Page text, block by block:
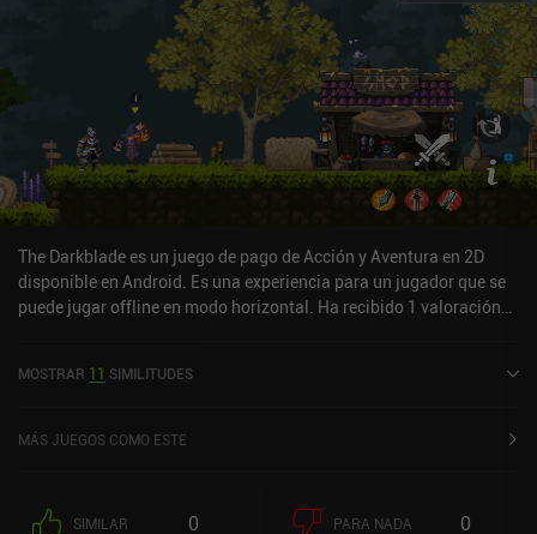
The Darkblade es un juego de pago de Acción y Aventura en 2D
disponible en Android. Es una experiencia para un jugador que se
puede jugar offline en modo horizontal. Ha recibido 1 valoración
MOSTRAR 11 SIMILITUDES
MÁS JUEGOS COMO ESTE
SIMILAR 0 PARA NADA 0